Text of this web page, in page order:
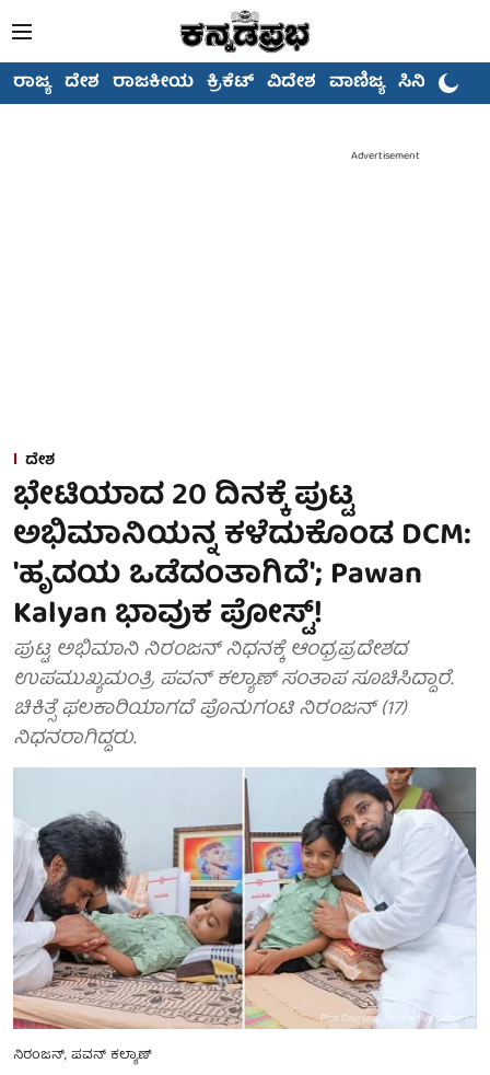
ರಾಜ್ಯ ದೇಶ ರಾಜಕೀಯ ಕ್ರಿಕೆಟ್ ವಿದೇಶ ವಾಣಿಜ್ಯ ಸಿನಿಮಾ
Advertisement
ದೇಶ
ಭೇಟಿಯಾದ 20 ದಿನಕ್ಕೆ ಪುಟ್ಟ
ಅಭಿಮಾನಿಯನ್ನ ಕಳೆದುಕೊಂಡ DCM:
'ಹೃದಯ ಒಡೆದಂತಾಗಿದೆ'; Pawan
Kalyan ಭಾವುಕ ಪೋಸ್ಟ್!
ಪುಟ್ಟ ಅಭಿಮಾನಿ ನಿರಂಜನ್ ನಿಧನಕ್ಕೆ ಆಂಧ್ರಪ್ರದೇಶದ
ಉಪಮುಖ್ಯಮಂತ್ರಿ ಪವನ್ ಕಲ್ಯಾಣ್ ಸಂತಾಪ ಸೂಚಿಸಿದ್ದಾರೆ.
ಚಿಕಿತ್ಸೆ ಫಲಕಾರಿಯಾಗದೆ ಪೊನುಗಂಟಿ ನಿರಂಜನ್ (17)
ನಿಧನರಾಗಿದ್ದರು.
ನಿರಂಜನ್, ಪವನ್ ಕಲ್ಯಾಣ್